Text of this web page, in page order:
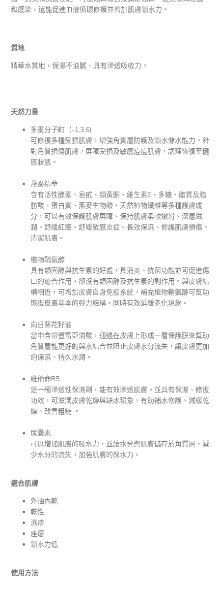
和感染，還能促進血液循環修護並增加肌膚鎖水力。
質地
精華水質地，保濕不油膩，具有滲透吸收力。
天然力量
多重分子町（-1,3,6)
可修復多種受損肌膚，增強角質層防護及鎖水儲水能力。針
對角質損傷肌膚，屏障受損及敏感痘痘肌膚，調理恢復至健
康狀態。
燕麥精華
含有活性酵素、皂甙、類黃酮、維生素E、多糖、脂質及脂
肪酸、蛋白質、燕麥生物鹼、天然植物纖維等多種護膚成
分，可以有效保護肌膚屏障、保持肌膚柔軟嫩滑、深層滋
潤、舒緩紅癢、舒緩敏感炎症、長效保濕、修護肌膚損傷、
清潔肌膚。
植物鞘氨醇
具有類固醇與抗生素的好處，具消炎、抗菌功能並可促進傷
口的癒合作用，卻沒有類固醇及抗生素的副作用。與皮膚結
構相近，可增加皮膚自身免疫系統，補充植物鞘氨醇可幫助
恢復皮膚基本的彈力結構，同時有效延緩老化現象。
向日葵花籽油
當中含帶豐富亞油酸，通過在皮膚上形成一層保護膜來幫助
角質層能更好的與水結合並阻止皮膚水分流失，讓皮膚更加
的保濕、持久水潤。
維他命B5
是一種滲透性保濕劑，能有效滲透肌膚。並具有保濕、修復
功效，可滋潤皮膚乾燥與缺水現象，有助補水修護、減緩乾
燥、改善粗糙 。
尿囊素
可以增加肌膚的吸水力，並讓水分與肌膚儲存於角質層，減
少水分的流失，加強肌膚的保水力。
適合肌膚
外油內乾
乾性
濕疹
痤瘡
鎖水力低
使用方法